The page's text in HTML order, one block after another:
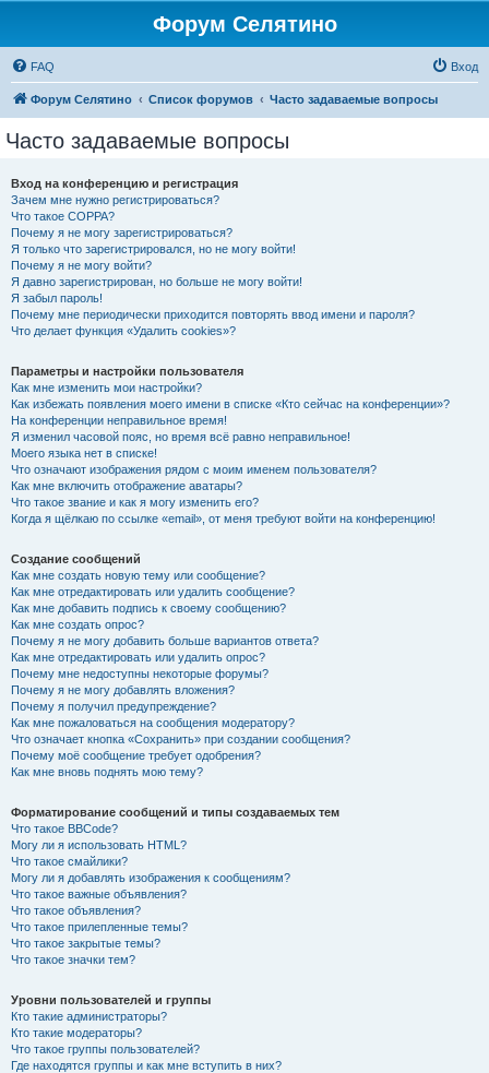
Форум Селятино
FAQ Вход
Форум Селятино Список форумов Часто задаваемые вопросы
Часто задаваемые вопросы
Вход на конференцию и регистрация
Зачем мне нужно регистрироваться?
Что такое COPPA?
Почему я не могу зарегистрироваться?
Я только что зарегистрировался, но не могу войти!
Почему я не могу войти?
Я давно зарегистрирован, но больше не могу войти!
Я забыл пароль!
Почему мне периодически приходится повторять ввод имени и пароля?
Что делает функция «Удалить cookies»?
Параметры и настройки пользователя
Как мне изменить мои настройки?
Как избежать появления моего имени в списке «Кто сейчас на конференции»?
На конференции неправильное время!
Я изменил часовой пояс, но время всё равно неправильное!
Моего языка нет в списке!
Что означают изображения рядом с моим именем пользователя?
Как мне включить отображение аватары?
Что такое звание и как я могу изменить его?
Когда я щёлкаю по ссылке «email», от меня требуют войти на конференцию!
Создание сообщений
Как мне создать новую тему или сообщение?
Как мне отредактировать или удалить сообщение?
Как мне добавить подпись к своему сообщению?
Как мне создать опрос?
Почему я не могу добавить больше вариантов ответа?
Как мне отредактировать или удалить опрос?
Почему мне недоступны некоторые форумы?
Почему я не могу добавлять вложения?
Почему я получил предупреждение?
Как мне пожаловаться на сообщения модератору?
Что означает кнопка «Сохранить» при создании сообщения?
Почему моё сообщение требует одобрения?
Как мне вновь поднять мою тему?
Форматирование сообщений и типы создаваемых тем
Что такое BBCode?
Могу ли я использовать HTML?
Что такое смайлики?
Могу ли я добавлять изображения к сообщениям?
Что такое важные объявления?
Что такое объявления?
Что такое прилепленные темы?
Что такое закрытые темы?
Что такое значки тем?
Уровни пользователей и группы
Кто такие администраторы?
Кто такие модераторы?
Что такое группы пользователей?
Где находятся группы и как мне вступить в них?